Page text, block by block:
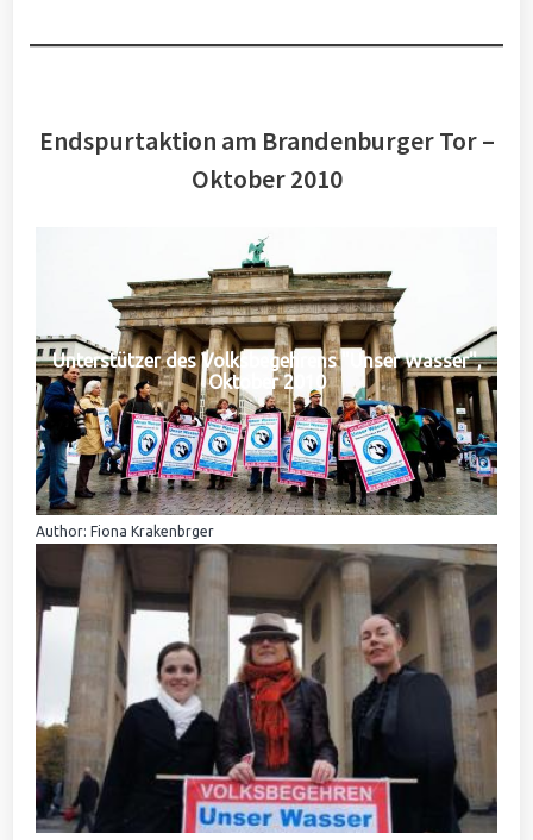
Endspurtaktion am Brandenburger Tor –
Oktober 2010
Unterstützer des Volksbegehrens "Unser Wasser",
Oktober 2010
Author: Fiona Krakenbrger